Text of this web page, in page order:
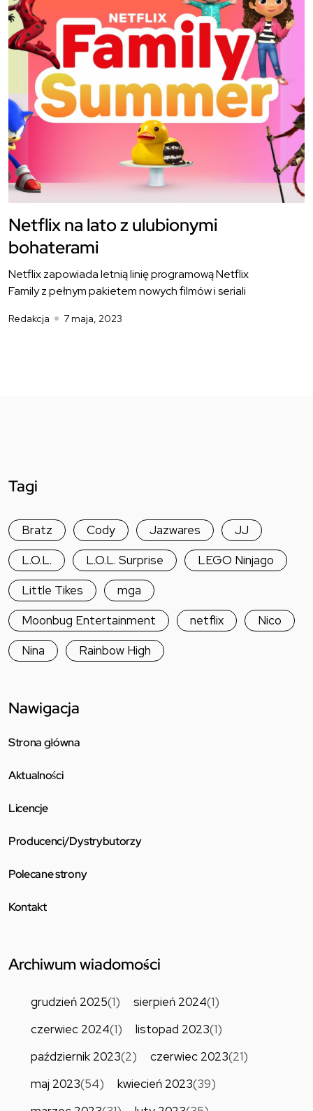
Netflix na lato z ulubionymi
bohaterami
Netflix zapowiada letnią linię programową Netflix
Family z pełnym pakietem nowych filmów i seriali
Redakcja 7 maja, 2023
Tagi
Bratz Cody Jazwares
JJ
L.O.L.
L.O.L. Surprise
LEGO Ninjago
Little Tikes
mga
Moonbug Entertainment
netflix
Nico
Nina
Rainbow High
Nawigacja
Strona główna
Aktualności
Licencje
Producenci/Dystrybutorzy
Polecane strony
Kontakt
Archiwum wiadomości
grudzień 2025(1) sierpień 2024(1)
czerwiec 2024(1) listopad 2023(1)
październik 2023(2) czerwiec 2023(21)
maj 2023(54) kwiecień 2023(39)